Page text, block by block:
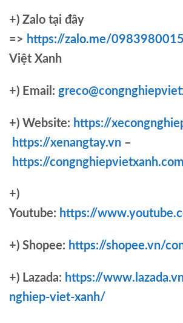
+) Zalo tại đây
=> https://zalo.me/0983980015
Việt Xanh
+) Email:
+) Website: https://
https://xenangtay.vn –
https://
+)
Youtube: https://
+) Shopee: https://shopee.vn/
+) Lazada: https://
nghiep-viet-xanh/